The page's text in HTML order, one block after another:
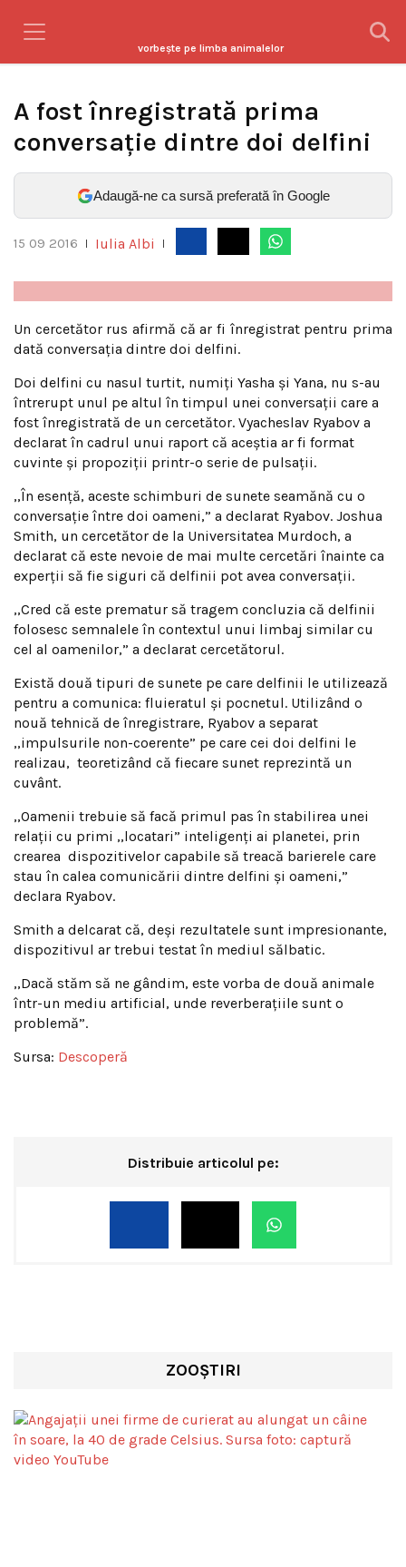
vorbeşte pe limba animalelor
A fost înregistrată prima
conversaţie dintre doi delfini
Adaugă-ne ca sursă preferată în Google
15 09 2016 Iulia Albi
Un cercetător rus afirmă că ar fi înregistrat pentru prima
dată conversaţia dintre doi delfini.
Doi delfini cu nasul turtit, numiţi Yasha şi Yana, nu s-au
întrerupt unul pe altul în timpul unei conversaţii care a
fost înregistrată de un cercetător. Vyacheslav Ryabov a
declarat în cadrul unui raport că aceştia ar fi format
cuvinte şi propoziţii printr-o serie de pulsaţii.
,,În esenţă, aceste schimburi de sunete seamănă cu o
conversaţie între doi oameni,” a declarat Ryabov. Joshua
Smith, un cercetător de la Universitatea Murdoch, a
declarat că este nevoie de mai multe cercetări înainte ca
experţii să fie siguri că delfinii pot avea conversaţii.
,,Cred că este prematur să tragem concluzia că delfinii
folosesc semnalele în contextul unui limbaj similar cu
cel al oamenilor,” a declarat cercetătorul.
Există două tipuri de sunete pe care delfinii le utilizează
pentru a comunica: fluieratul şi pocnetul. Utilizând o
nouă tehnică de înregistrare, Ryabov a separat
,,impulsurile non-coerente” pe care cei doi delfini le
realizau, teoretizând că fiecare sunet reprezintă un
cuvânt.
,,Oamenii trebuie să facă primul pas în stabilirea unei
relaţii cu primi ,,locatari” inteligenţi ai planetei, prin
crearea dispozitivelor capabile să treacă barierele care
stau în calea comunicării dintre delfini şi oameni,”
declara Ryabov.
Smith a delcarat că, deşi rezultatele sunt impresionante,
dispozitivul ar trebui testat în mediul sălbatic.
,,Dacă stăm să ne gândim, este vorba de două animale
într-un mediu artificial, unde reverberaţiile sunt o
problemă”.
Sursa: Descoperă
Distribuie articolul pe:
ZOOȘTIRI